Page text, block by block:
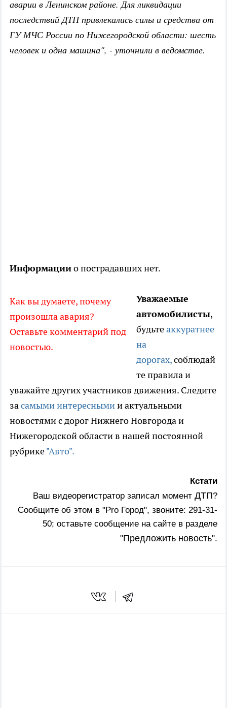
аварии в Ленинском районе. Для ликвидации
последствий ДТП привлекались силы и средства от
ГУ МЧС России по Нижегородской области: шесть
человек и одна машина", - уточнили в ведомстве.
Информациио пострадавших нет.
Как вы думаете, почему
произошла авария?
Оставьте комментарий под
новостью.
Уважаемые
автомобилисты,
будьтеаккуратнее
на
дорогах,соблюдай
те правила и
уважайте других участников движения. Следите
засамыми интереснымии актуальными
новостями с дорог Нижнего Новгорода и
Нижегородской области в нашей постоянной
рубрике"Авто".
Кстати
Ваш видеорегистратор записал момент ДТП?
Сообщите об этом в "Pro Город", звоните: 291-31-
50; оставьте сообщение на сайте в разделе
"Предложить новость".